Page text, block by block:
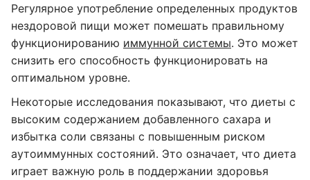
Регулярное употребление определенных продуктов
нездоровой пищи может помешать правильному
функционированию иммунной системы. Это может
снизить его способность функционировать на
оптимальном уровне.
Некоторые исследования показывают, что диеты с
высоким содержанием добавленного сахара и
избытка соли связаны с повышенным риском
аутоиммунных состояний. Это означает, что диета
играет важную роль в поддержании здоровья